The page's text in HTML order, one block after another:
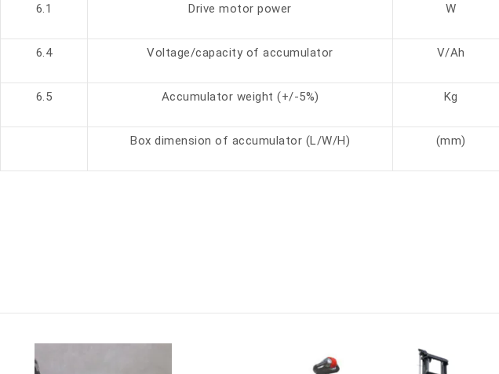
6.1 Drive motor power W
6.4 Voltage/capacity of accumulator V/Ah
6.5 Accumulator weight (+/-5%) Kg
Box dimension of accumulator (L/W/H) (mm)